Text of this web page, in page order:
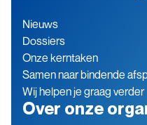
Nieuws
Dossiers
Onze kerntaken
Samen naar bindende
Wij helpen je graag verder
Over onze